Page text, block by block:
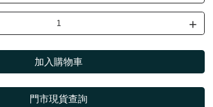
+
加入購物車
門市現貨查詢